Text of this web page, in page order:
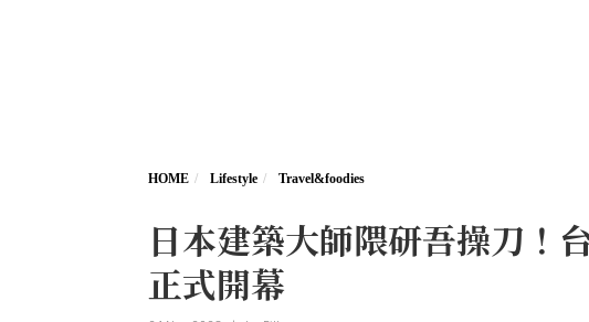
HOME Lifestyle Travel&foodies
日本建築大師隈研吾操刀！
正式開幕